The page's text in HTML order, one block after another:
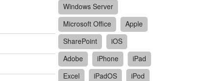
Windows Server
Microsoft Office
Apple
SharePoint
iOS
Adobe
iPhone
iPad
Excel
iPadOS
iPod